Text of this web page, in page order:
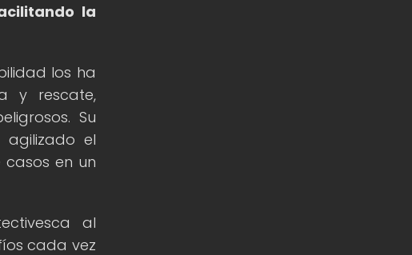
la
los ha
y rescate,
Su
el
en un
al
cada vez